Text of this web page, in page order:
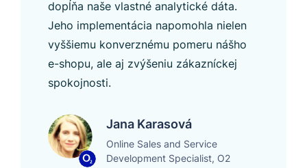
dopĺňa naše vlastné analytické dáta.
Jeho implementácia napomohla nielen
vyššiemu konverznému pomeru nášho
e-shopu, ale aj zvýšeniu zákazníckej
spokojnosti.
Jana Karasová
Online Sales and Service
Development Specialist, O2